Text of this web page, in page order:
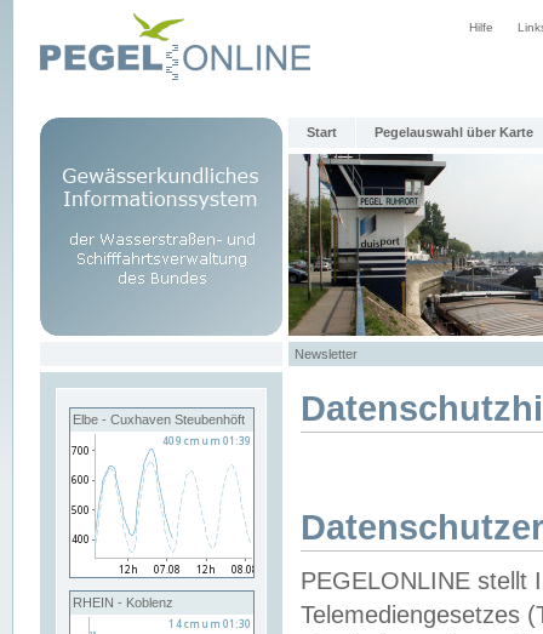
Hilfe
Start Pegelauswahl über Karte
Newsletter
Elbe - Cuxhaven Steubenhöft
RHEIN - Koblenz
PEGELONLINE stellt
Telemediengesetzes